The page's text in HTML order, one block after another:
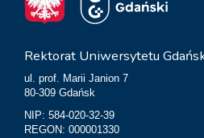
Rektorat Uniwersytetu
ul. prof. Marii Janion 7
80-309 Gdańsk
NIP: 584-020-32-39
REGON: 000001330